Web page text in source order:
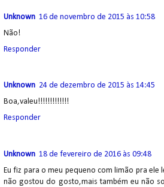
Unknown 16 de novembro de 2015 às 10:58
Não!
Responder
Unknown 24 de dezembro de 2015 às 14:45
Boa,valeu!!!!!!!!!!!!!
Responder
Unknown 18 de fevereiro de 2016 às 09:48
Eu fiz para o meu pequeno com limão pra
não gostou do gosto,mais também eu não